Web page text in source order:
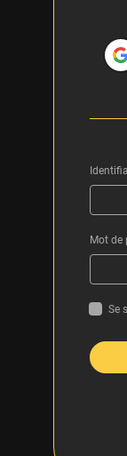
Mot de
Se